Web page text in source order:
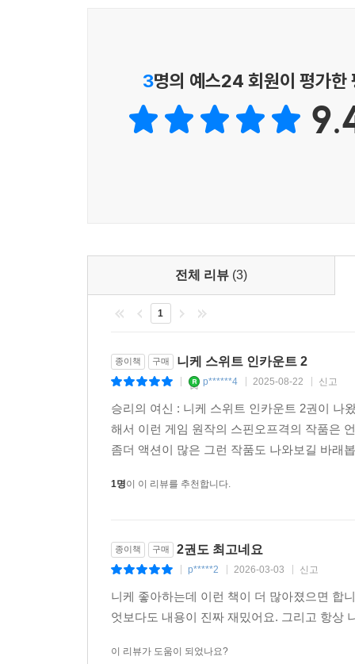
3명의 예스24 회원이 평가한
전체 리뷰 (3)
1
종이책 구매 니케 스위트 인카운트 2
p******4 2025-08-22 신고
승리의 여신 : 니케 스위트 인카운트 2권이 나
해서 이런 게임 원작의 스핀오프격의 작품은
좀더 액션이 많은 그런 작품도 나와보길 바래
1명이 이 리뷰를 추천합니다.
종이책 구매 2권도 최고네요
p*****2 2026-03-03 신고
니케 좋아하는데 이런 책이 더 많아졌으면 합
엇보다도 내용이 진짜 재밌어요. 그리고 항상
이 리뷰가 도움이 되었나요?